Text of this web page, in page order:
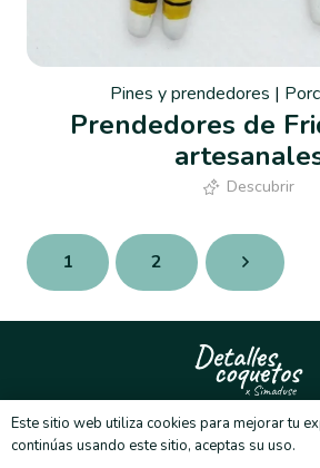
Pines y prendedores |
Prendedores de
Descubrir
1 2
Política de privacidad
Términos y
Política de
Este sitio web utiliza cookies para mejorar tu
continúas usando este sitio, aceptas su uso.